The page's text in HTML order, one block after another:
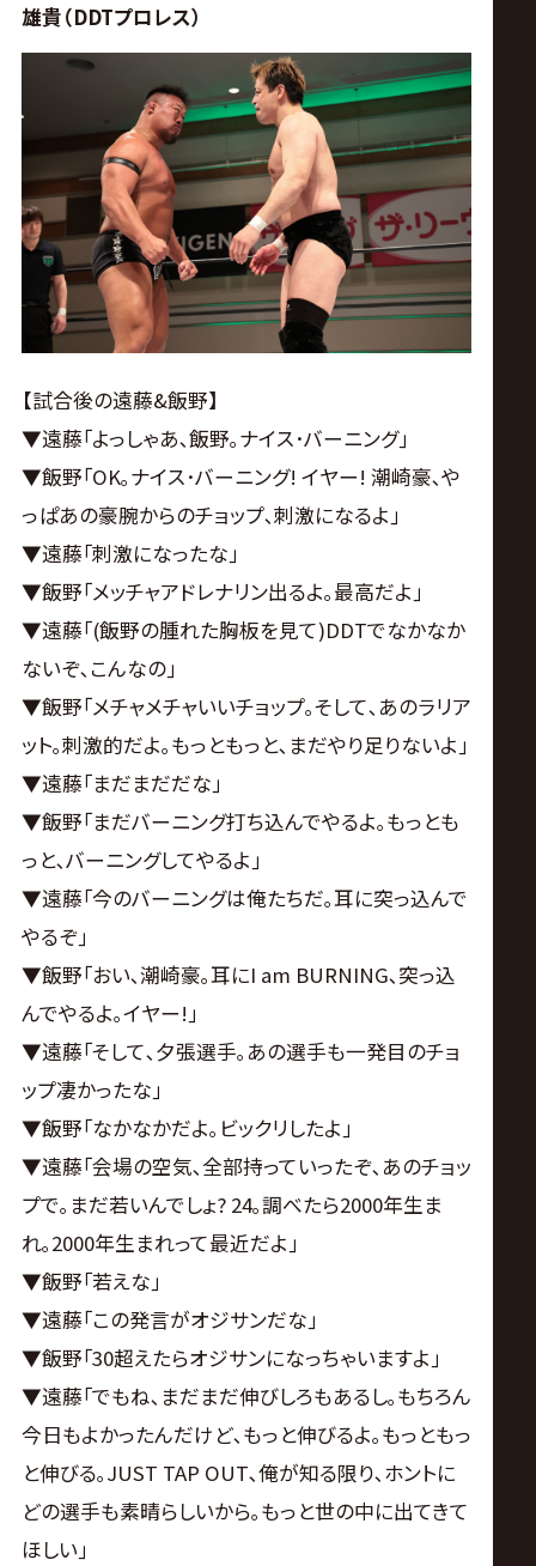
雄貴（DDTプロレス）
【試合後の遠藤&飯野】
▼遠藤｢よっしゃあ､飯野｡ナイス･バーニング｣
▼飯野｢OK｡ナイス･バーニング! イヤー! 潮崎豪､や
っぱあの豪腕からのチョップ､刺激になるよ｣
▼遠藤｢刺激になったな｣
▼飯野｢メッチャアドレナリン出るよ｡最高だよ｣
▼遠藤｢(飯野の腫れた胸板を見て)DDTでなかなか
ないぞ､こんなの｣
▼飯野｢メチャメチャいいチョップ｡そして､あのラリア
ット｡刺激的だよ｡もっともっと､まだやり足りないよ｣
▼遠藤｢まだまだだな｣
▼飯野｢まだバーニング打ち込んでやるよ｡もっとも
っと､バーニングしてやるよ｣
▼遠藤｢今のバーニングは俺たちだ｡耳に突っ込んで
やるぞ｣
▼飯野｢おい､潮崎豪｡耳にI am BURNING､突っ込
んでやるよ｡イヤー!｣
▼遠藤｢そして､夕張選手｡あの選手も一発目のチョ
ップ凄かったな｣
▼飯野｢なかなかだよ｡ビックリしたよ｣
▼遠藤｢会場の空気､全部持っていったぞ､あのチョッ
プで｡まだ若いんでしょ? 24｡調べたら2000年生ま
れ｡2000年生まれって最近だよ｣
▼飯野｢若えな｣
▼遠藤｢この発言がオジサンだな｣
▼飯野｢30超えたらオジサンになっちゃいますよ｣
▼遠藤｢でもね､まだまだ伸びしろもあるし｡もちろん
今日もよかったんだけど､もっと伸びるよ｡もっともっ
と伸びる｡JUST TAP OUT､俺が知る限り､ホントに
どの選手も素晴らしいから｡もっと世の中に出てきて
ほしい｣